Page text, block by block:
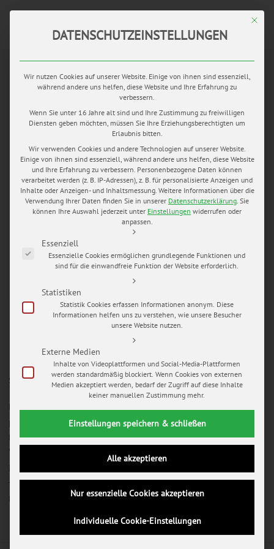
27 byMario Hochhaus inblog 0 comments
tags:
Hochzeitsfotos Thüringen, Trauung Weimar
KATJA UND ULF
Kleiner Rückblick 2013: Mitte Juni 2013 gaben sich Katja
und Ulf in Weimar das Eheversprechen. Unser
Hochzeitsfotograf Mario Hochhaus, begleitete die beiden
den ganzen Tag. Herausgekommen ist eine
Hochzeitsreportage die die Freude und den Spaß dieser
Feier wiederspiegelt. Lieben Dank, dass wir daran teilhaben
durften.
SO ERREICHEN SIE UNS
MY WEDDING PICTURES
Mario Hochhaus
Melanchthonstraße 5
99084 Erfurt
info@my-wedding-pictures.com
Telefon 0361 / 26 267 43
Mario mobil 0172 / 348 78 14
Mit
DATENSCHUTZEINSTELLUNGEN
Wir nutzen Cookies auf unserer Website. Einige von ihnen sind essenziell,
während andere uns helfen, diese Website und Ihre Erfahrung zu
verbessern.
Wenn Sie unter 16 Jahre alt sind und Ihre Zustimmung zu freiwilligen
Diensten geben möchten, müssen Sie Ihre Erziehungsberechtigten um
Erlaubnis bitten.
Wir verwenden Cookies und andere Technologien auf unserer Website.
Einige von ihnen sind essenziell, während andere uns helfen, diese Website
und Ihre Erfahrung zu verbessern. Personenbezogene Daten können
verarbeitet werden (z. B. IP-Adressen), z. B. für personalisierte Anzeigen und
Inhalte oder Anzeigen- und Inhaltsmessung. Weitere Informationen über die
Verwendung Ihrer Daten finden Sie in unserer Datenschutzerklärung Sie
können Ihre Auswahl jederzeit unter Einstellungen widerrufen oder
anpassen.
Es folgt eine Liste der Service-Gruppen, für die eine Einwilligung
Essenziell
Essenzielle Cookies ermöglichen grundlegende Funktionen und
sind für die einwandfreie Funktion der Website erforderlich.
Statistiken
Statistik Cookies erfassen Informationen anonym. Diese
Informationen helfen uns zu verstehen, wie unsere Besucher
unsere Website nutzen.
Externe Medien
Inhalte von Videoplattformen und Social-Media-Plattformen
werden standardmäßig blockiert. Wenn Cookies von externen
Medien akzeptiert werden, bedarf der Zugriff auf diese Inhalte
keiner manuellen Zustimmung mehr.
Einstellungen speichern & schließen
Alle akzeptieren
Nur essenzielle Cookies akzeptieren
Individuelle Cookie-Einstellungen